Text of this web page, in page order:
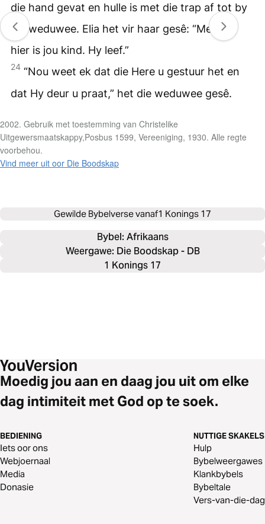
die hand gevat en hulle is met die trap af tot by
die weduwee. Elia het vir haar gesê: “Mevrou,
hier is jou kind. Hy leef.”
24 “Nou weet ek dat die Here u gestuur het en
dat Hy deur u praat,” het die weduwee gesê.
2002. Gebruik met toestemming van Christelike
Uitgewersmaatskappy,Posbus 1599, Vereeniging, 1930. Alle regte
voorbehou.
Vind meer uit oor Die Boodskap
Gewilde Bybelverse vanaf1 Konings 17
Bybel: Afrikaans
Weergawe: Die Boodskap - DB
1 Konings 17
Moedig jou aan en daag jou uit om elke
dag intimiteit met God op te soek.
BEDIENING
Iets oor ons
Webjoernaal
Media
Donasie
NUTTIGE SKAKELS
Hulp
Bybelweergawes
Klankbybels
Bybeltale
Vers-van-die-dag